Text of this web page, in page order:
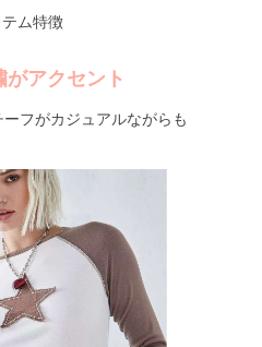
ム特徴
がアクセント
フがカジュアルながらも